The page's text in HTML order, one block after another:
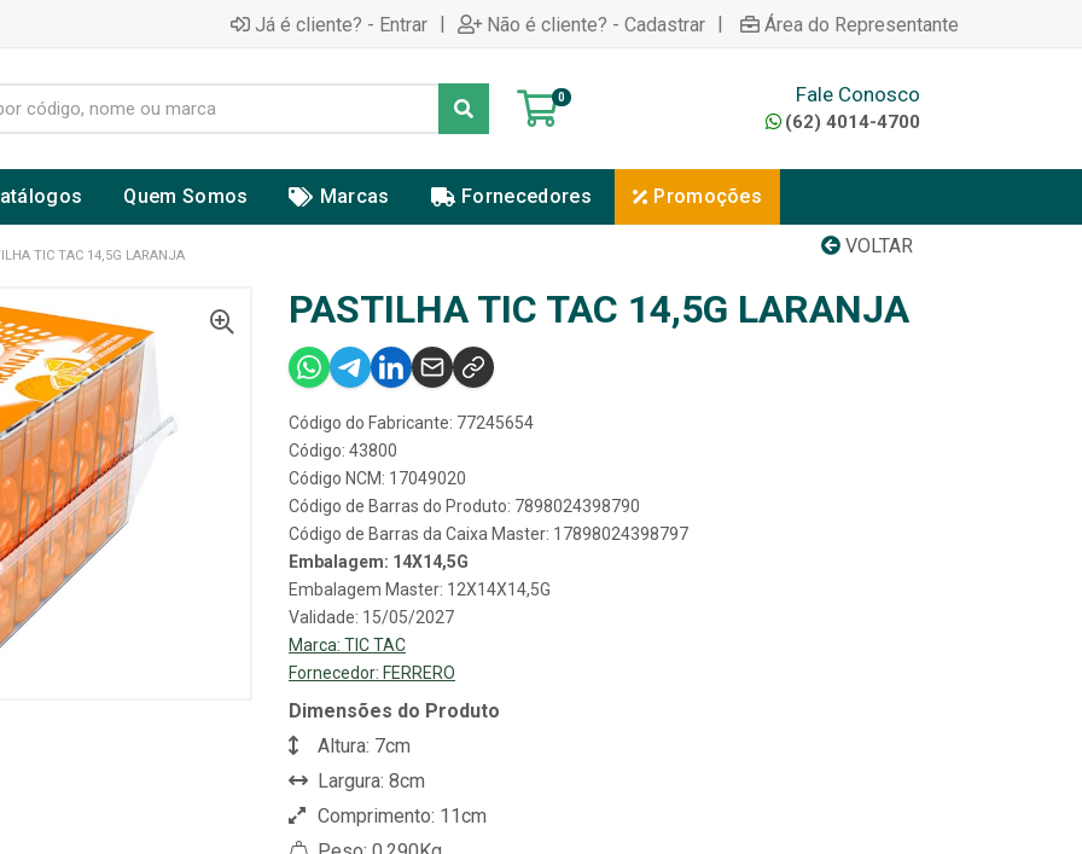
Já é cliente? - Entrar | Não é cliente? - Cadastrar | Área do Representante
0 Fale Conosco
(62) 4014-4700
Quem Somos Marcas Fornecedores Promoções
VOLTAR
TIC TAC 14,5G LARANJA
PASTILHA TIC TAC 14,5G LARANJA
Código do Fabricante: 77245654
Código: 43800
Código NCM: 17049020
Código de Barras do Produto: 7898024398790
Código de Barras da Caixa Master: 17898024398797
Embalagem: 14X14,5G
Embalagem Master: 12X14X14,5G
Validade: 15/05/2027
Marca: TIC TAC
Fornecedor: FERRERO
Dimensões do Produto
Altura: 7cm
Largura: 8cm
Comprimento: 11cm